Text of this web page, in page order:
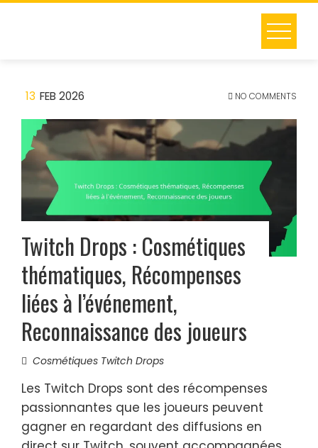
Skip
13 FEB 2026 NO COMMENTS
Twitch Drops : Cosmétiques
thématiques, Récompenses
liées à l’événement,
Reconnaissance des joueurs
Cosmétiques Twitch Drops
Les Twitch Drops sont des récompenses
passionnantes que les joueurs peuvent
gagner en regardant des diffusions en